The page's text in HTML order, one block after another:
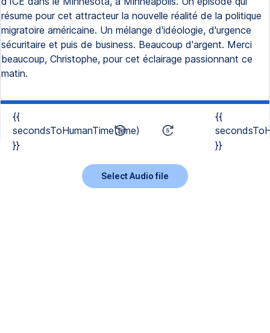
résume pour cet attracteur la nouvelle réalité de la politique
migratoire américaine. Un mélange d'idéologie, d'urgence
sécuritaire et puis de business. Beaucoup d'argent. Merci
beaucoup, Christophe, pour cet éclairage passionnant ce
matin.
{{
secondsToHumanTime(time)
}}
{{
}}
Select Audio file